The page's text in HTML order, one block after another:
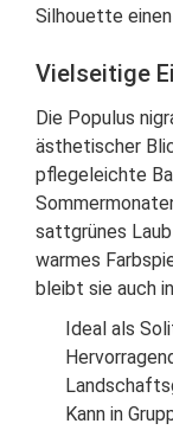
Silhouette
Vielseitige
Die Populus
ästhetischer
pflegeleichte
sattgrünes
warmes
bleibt sie auch
Ideal als
Kann in